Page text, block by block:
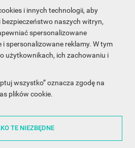
i innych technologii, aby
naszych witryn,
spersonalizowane
spersonalizowane reklamy. W tym
użytkownikach, ich zachowaniu i
wszystko” oznacza zgodę na
plików cookie.
TE NIEZBĘDNE